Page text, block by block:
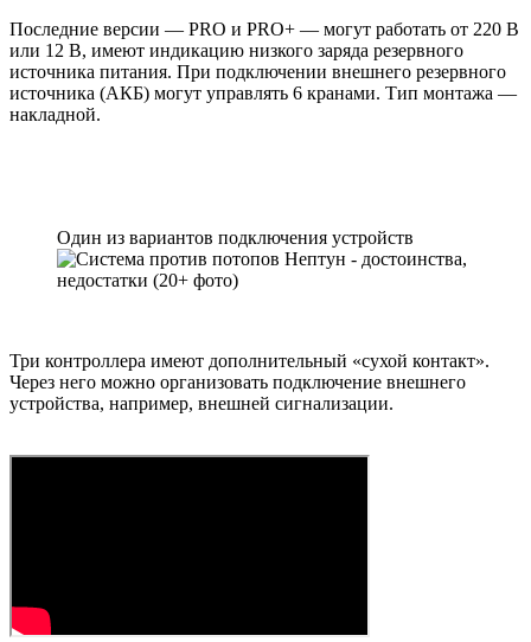
Последние версии — PRO и PRO+ — могут работать от 220 В
или 12 В, имеют индикацию низкого заряда резервного
источника питания. При подключении внешнего резервного
источника (АКБ) могут управлять 6 кранами. Тип монтажа —
накладной.
Один из вариантов подключения устройств
Три контроллера имеют дополнительный «сухой контакт».
Через него можно организовать подключение внешнего
устройства, например, внешней сигнализации.